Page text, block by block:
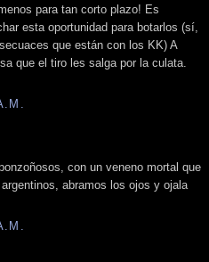
para tan corto plazo! Es
esta oportunidad para botarlos (sí,
que están con los KK) A
que el tiro les salga por la culata.
con un veneno mortal que
abramos los ojos y ojala